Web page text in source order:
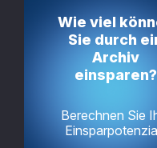
Wir sind im Bereich
Wie viel
Sie durch
Archiv
einsparen?
Berechnen Sie